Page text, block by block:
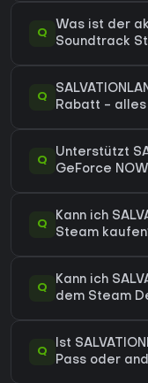
Q
Was ist der
Soundtrack
Q
Rabatt - alles
Q
Unterstützt
GeForce
Q
Kann ich
Steam
Q
Kann ich
dem Steam
Q
Ist
Pass oder